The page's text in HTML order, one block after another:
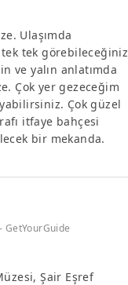
Ulaşımda
tek görebileceğiniz
ve yalın anlatımda
Çok yer gezeceğim
Çok güzel
itfaye bahçesi
bir mekanda.
Şair Eşref